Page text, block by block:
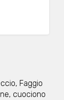
Faggio
cuociono